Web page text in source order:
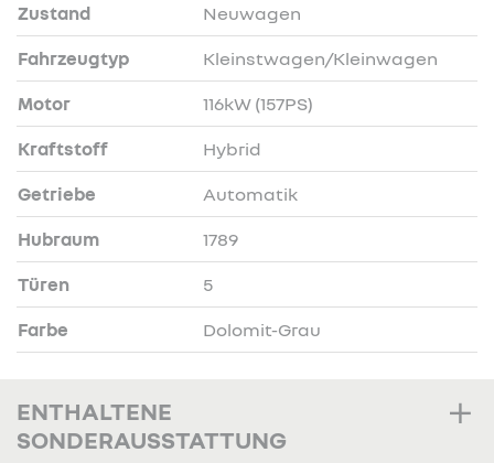
Zustand Neuwagen
Fahrzeugtyp Kleinstwagen/Kleinwagen
Motor 116kW (157PS)
Kraftstoff Hybrid
Getriebe Automatik
Hubraum 1789
Türen 5
Farbe Dolomit-Grau
ENTHALTENE
SONDERAUSSTATTUNG